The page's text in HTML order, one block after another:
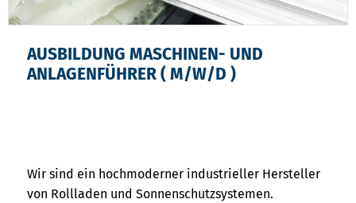
AUSBILDUNG MASCHINEN- UND
ANLAGENFÜHRER ( M/W/D )
Wir sind ein hochmoderner industrieller Hersteller
von Rollladen und Sonnenschutzsystemen.